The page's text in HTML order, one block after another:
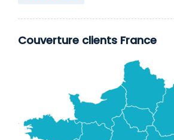
Couverture clients France